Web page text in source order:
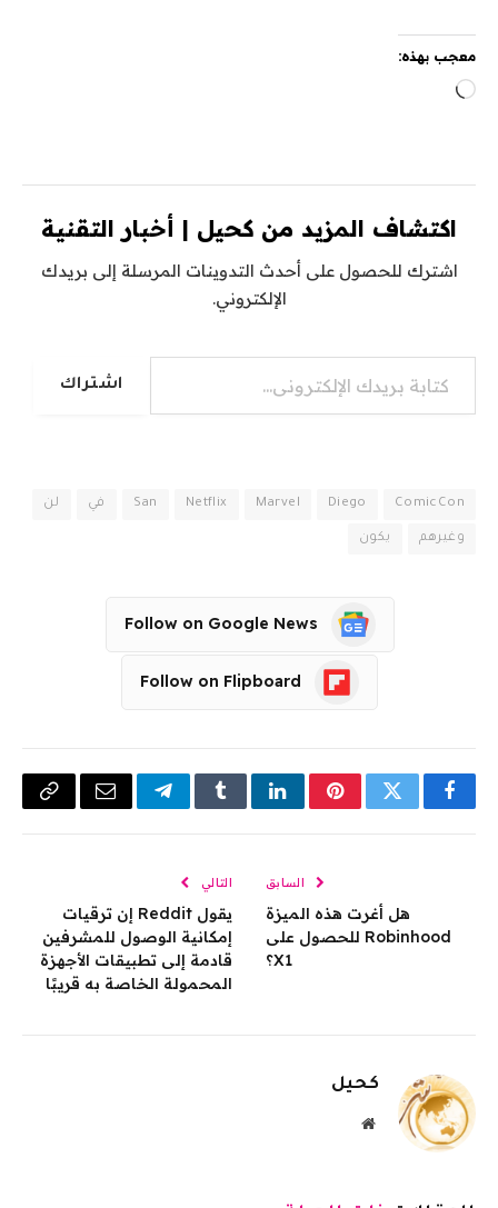
معجب بهذه:
جاري
اكتشاف المزيد من كحيل | أخبار التقنية
اشترك للحصول على أحدث التدوينات المرسلة إلى بريدك
الإلكتروني.
كتابة بريدك الإلكتروني...
اشتراك
ComicCon
Diego
Marvel
Netflix
San في لن
وغيرهم يكون
Follow on Google News
Follow on Flipboard
فيسبوكتويتر بينتيريستلينكدإنTumblrتيلقرامالبريد
Copy
السابق
هل أغرت هذه الميزة
Robinhood للحصول على
X1؟
التالي
يقول Reddit إن ترقيات
إمكانية الوصول للمشرفين
قادمة إلى تطبيقات الأجهزة
المحمولة الخاصة به قريبًا
كحيل
موقع